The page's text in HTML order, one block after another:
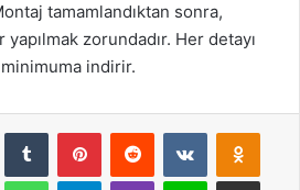
tamamlandıktan sonra,
zorundadır. Her detayı
minimuma indirir.
Tumblr PinterestReddit VKontakte
WhatsAppTelegramViber Line E-Posta ile